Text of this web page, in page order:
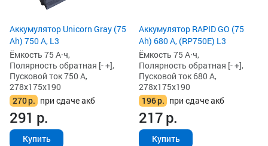
Аккумулятор Unicorn Gray (75
Ah) 750 А, L3
Ёмкость 75 А·ч,
Полярность обратная [- +],
Пусковой ток 750 А,
278x175x190
270р. при сдаче акб
291 р.
Купить
Аккумулятор RAPID GO (75
Ah) 680 А, (RP750E) L3
Ёмкость 75 А·ч,
Полярность обратная [- +],
Пусковой ток 680 А,
278x175x190
196р. при сдаче акб
217р.
Купить